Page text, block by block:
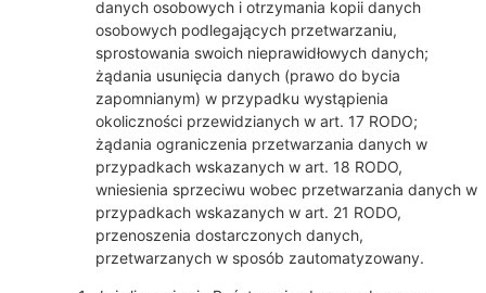
danych osobowych i otrzymania kopii danych
osobowych podlegających przetwarzaniu,
sprostowania swoich nieprawidłowych danych;
żądania usunięcia danych (prawo do bycia
zapomnianym) w przypadku wystąpienia
okoliczności przewidzianych w art. 17 RODO;
żądania ograniczenia przetwarzania danych w
przypadkach wskazanych w art. 18 RODO,
wniesienia sprzeciwu wobec przetwarzania danych w
przypadkach wskazanych w art. 21 RODO,
przenoszenia dostarczonych danych,
przetwarzanych w sposób zautomatyzowany.